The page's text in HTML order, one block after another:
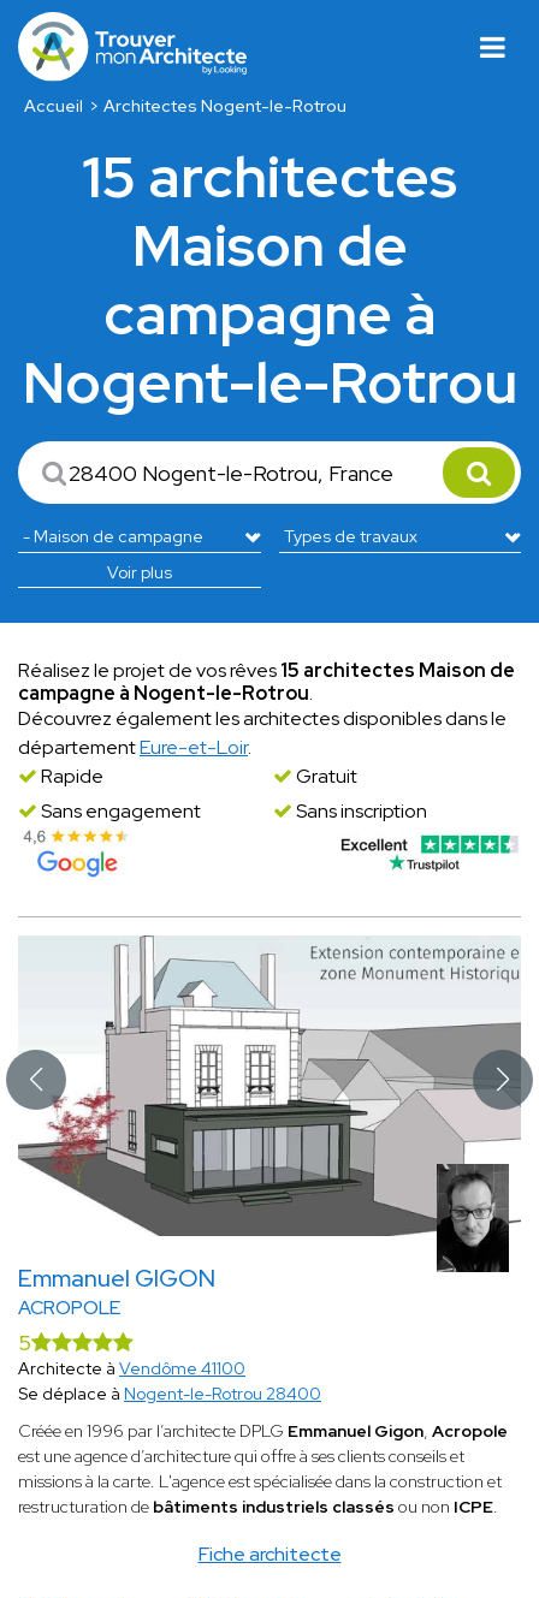
Accueil Architectes Nogent-le-Rotrou
15 architectes
Maison de
campagne à
Nogent-le-Rotrou
Voir plus
Réalisez le projet de vos rêves15 architectes Maison de
campagne à Nogent-le-Rotrou.
Découvrez également les architectes disponibles dans le
départementEure-et-Loir.
Rapide
Gratuit
Sans engagement
Sans inscription
Emmanuel GIGON
ACROPOLE
Fiche architecte
5
Architecte à Vendôme 41100
Se déplace à Nogent-le-Rotrou 28400
Créée en 1996 par l’architecte DPLG Emmanuel Gigon, Acropole
est une agence d’architecture qui offre à ses clients conseils et
missions à la carte. L'agence est spécialisée dans la construction et
restructuration de bâtiments industriels classés ou non ICPE.